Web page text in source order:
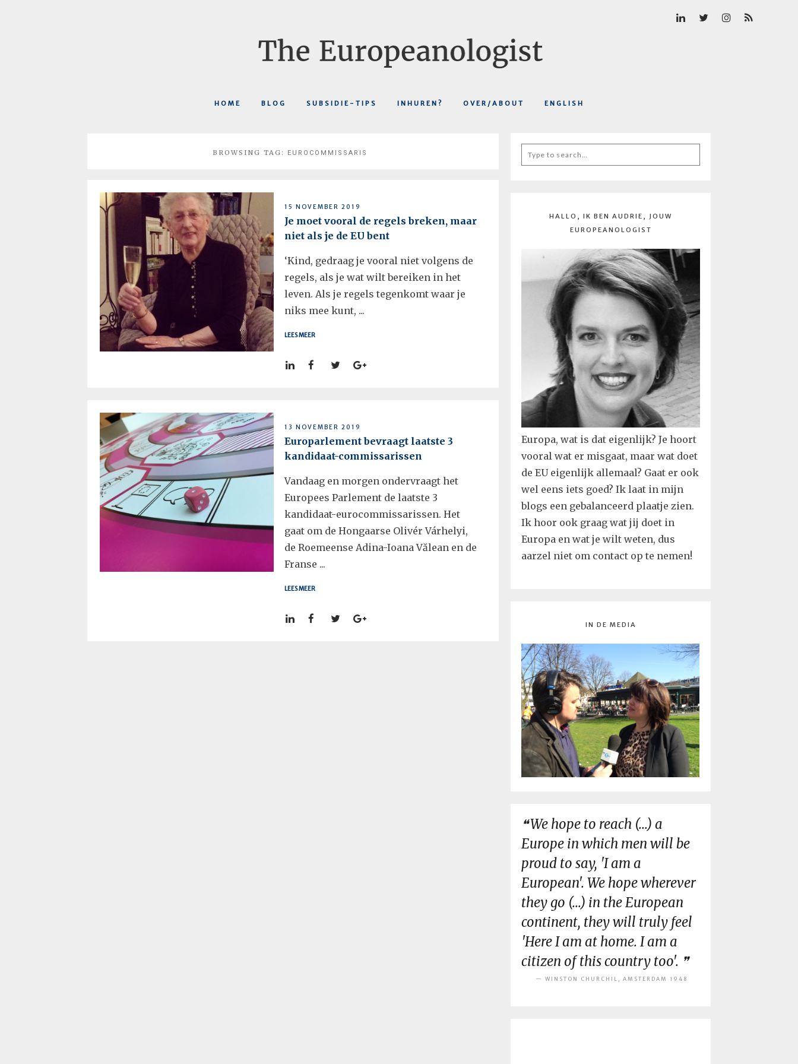
HOME BLOG SUBSIDIE-TIPS INHUREN? OVER/ABOUT ENGLISH
BROWSING TAG: EUROCOMMISSARIS
15 NOVEMBER 2019
Je moet vooral de regels breken, maar
niet als je de EU bent
‘Kind, gedraag je vooral niet volgens de
regels, als je wat wilt bereiken in het
leven. Als je regels tegenkomt waar je
niks mee kunt, ...
LEES MEER
13 NOVEMBER 2019
Europarlement bevraagt laatste 3
kandidaat-commissarissen
Vandaag en morgen ondervraagt het
Europees Parlement de laatste 3
kandidaat-eurocommissarissen. Het
gaat om de Hongaarse Olivér Várhelyi,
de Roemeense Adina-Ioana Vălean en de
Franse ...
LEES MEER
Search
for:
HALLO, IK BEN AUDRIE, JOUW
EUROPEANOLOGIST
Europa, wat is dat eigenlijk? Je hoort
vooral wat er misgaat, maar wat doet
de EU eigenlijk allemaal? Gaat er ook
wel eens iets goed? Ik laat in mijn
blogs een gebalanceerd plaatje zien.
Ik hoor ook graag wat jij doet in
Europa en wat je wilt weten, dus
aarzel niet om contact op te nemen!
IN DE MEDIA
We hope to reach (...) a
Europe in which men will be
proud to say, 'I am a
European'. We hope wherever
they go (...) in the European
continent, they will truly feel
'Here I am at home. I am a
citizen of this country too'.
WINSTON CHURCHIL, AMSTERDAM 1948